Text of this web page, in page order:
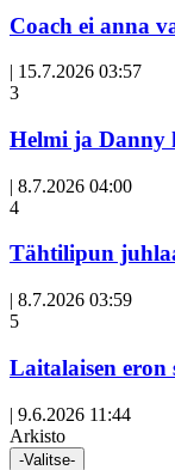
Coach ei anna
| 15.7.2026 03:57
3
Helmi ja Danny
| 8.7.2026 04:00
Avoin
4
Tähtilipun
| 8.7.2026 03:59
Avoin
5
Laitalaisen
| 9.6.2026 11:44
Arkisto
-Valitse-